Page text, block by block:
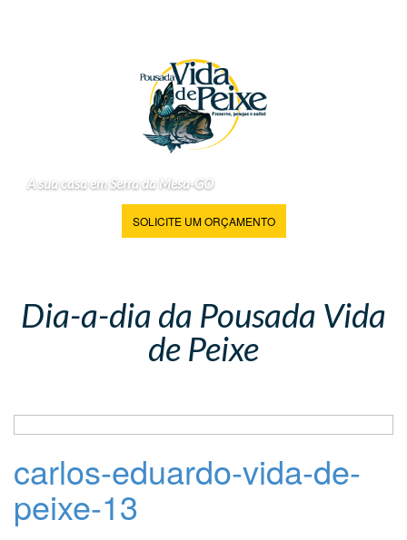
A sua casa em Serra da Mesa-GO
SOLICITE UM ORÇAMENTO
Dia-a-dia da Pousada Vida
de Peixe
carlos-eduardo-vida-de-
peixe-13